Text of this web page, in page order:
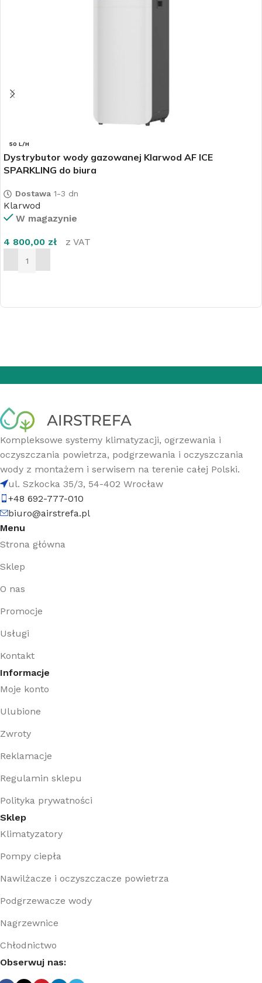
50 L/H
Dystrybutor wody gazowanej Klarwod AF ICE
SPARKLING do biura
Dostawa 1-3 dn
Klarwod
W magazynie
4 800,00 zł z VAT
DODAJ DO KOSZYKA
Kompleksowe systemy klimatyzacji, ogrzewania i
oczyszczania powietrza, podgrzewania i oczyszczania
wody z montażem i serwisem na terenie całej Polski.
ul. Szkocka 35/3, 54-402 Wrocław
+48 692-777-010
biuro@airstrefa.pl
Menu
Strona główna
Sklep
O nas
Promocje
Usługi
Kontakt
Informacje
Moje konto
Ulubione
Zwroty
Reklamacje
Regulamin sklepu
Polityka prywatności
Sklep
Klimatyzatory
Pompy ciepła
Nawilżacze i oczyszczacze powietrza
Podgrzewacze wody
Nagrzewnice
Chłodnictwo
Obserwuj nas: